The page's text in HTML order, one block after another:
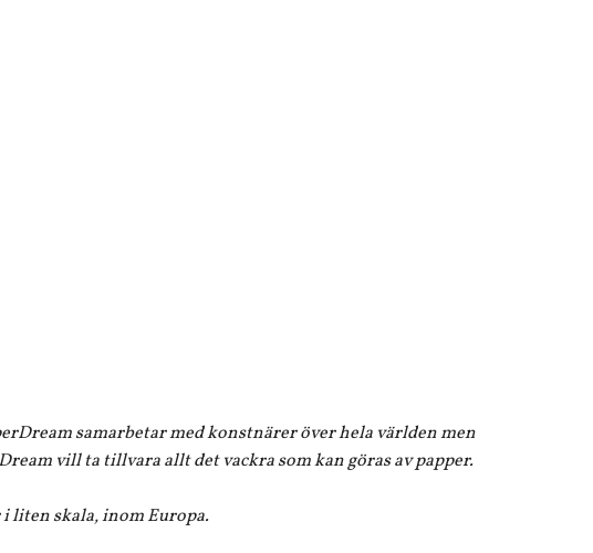
samarbetar med konstnärer över hela världen men
vill ta tillvara allt det vackra som kan göras av papper.
liten skala, inom Europa.